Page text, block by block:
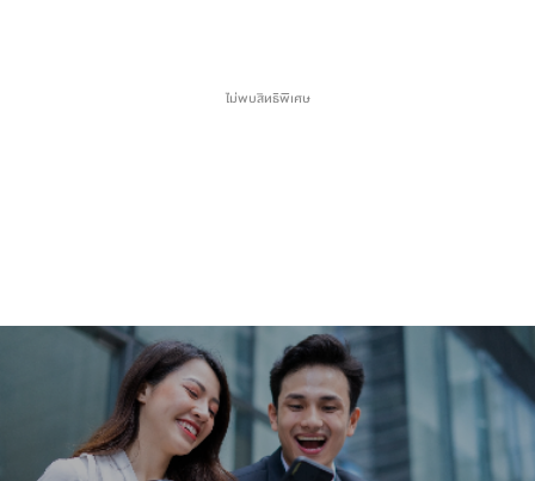
ไม่พบสิทธิพิเศษ